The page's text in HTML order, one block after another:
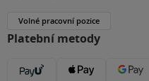
Volné pracovní pozice
Platební metody